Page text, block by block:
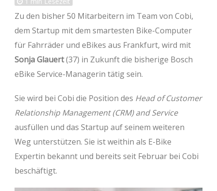
Zu den bisher 50 Mitarbeitern im Team von Cobi,
dem Startup mit dem smartesten Bike-Computer
für Fahrräder und eBikes aus Frankfurt, wird mit
Sonja Glauert(37) in Zukunft die bisherige Bosch
eBike Service-Managerin tätig sein.
Sie wird bei Cobi die Position des Head of Customer
Relationship Management (CRM) and Service
ausfüllen und das Startup auf seinem weiteren
Weg unterstützen. Sie ist weithin als E-Bike
Expertin bekannt und bereits seit Februar bei Cobi
beschäftigt.